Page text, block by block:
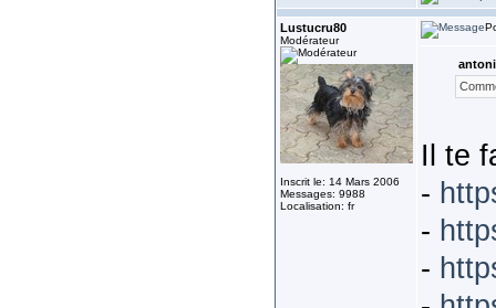
Lustucru80
Modérateur
Inscrit le: 14 Mars 2006
Messages: 9988
Localisation: fr
Il te
-
-
-